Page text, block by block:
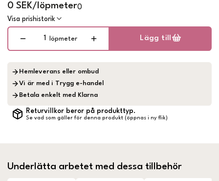
0 SEK/löpmeter0
Visa prishistorik
löpmeter Lägg till
Hemleverans eller ombud
Vi är med i Trygg e-handel
Betala enkelt med Klarna
Returvillkor beror på produkttyp.
Se vad som gäller för denna produkt (öppnas i ny flik)
Underlätta arbetet med dessa tillbehör